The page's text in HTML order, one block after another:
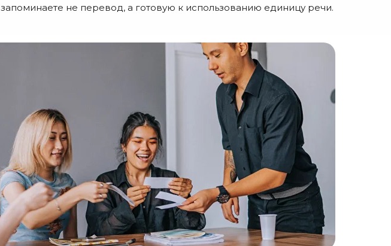
запоминаете не перевод, а готовую к использованию единицу речи.